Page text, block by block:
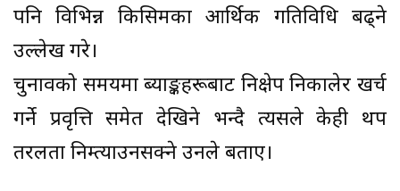
पनि विभिन्न किसिमका आर्थिक गतिविधि बढ्ने
उल्लेख गरे।
चुनावको समयमा ब्याङ्कहरूबाट निक्षेप निकालेर खर्च
गर्ने प्रवृत्ति समेत देखिने भन्दै त्यसले केही थप
तरलता निम्त्याउनसक्ने उनले बताए।